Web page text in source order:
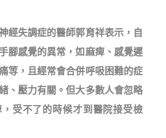
經失調症的醫師郭育祥表示，自
腳感覺的異常，如麻痺、感覺遲
等，且經常會合併呼吸困難的症
、壓力有關。但大多數人會忽略
受不了的時候才到醫院接受檢